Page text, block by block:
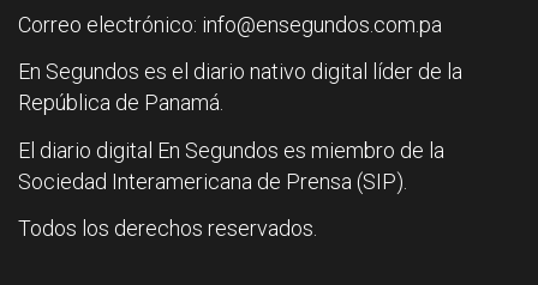
Correo electrónico: info@ensegundos.com.pa
En Segundos es el diario nativo digital líder de la
República de Panamá.
El diario digital En Segundos es miembro de la
Sociedad Interamericana de Prensa (SIP).
Todos los derechos reservados.